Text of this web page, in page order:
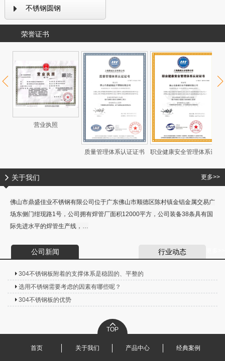
不锈钢圆钢
荣誉证书
营业执照
质量管理体系认证证书 职业健康安全管理体系认
证证书
更多>>
关于我们
佛山市鼎盛佳业不锈钢有限公司位于广东佛山市顺德区陈村镇金锠金属交易广
场东侧门绀现路1号，公司拥有焊管厂面积12000平方，公司装备38条具有国
际先进水平的焊管生产线，…
公司新闻 行业动态
304不锈钢板附着的支撑体系是稳固的、平整的
选用不锈钢需要考虑的因素有哪些呢？
304不锈钢板的优势
TOP
首页 关于我们 产品中心 经典案例